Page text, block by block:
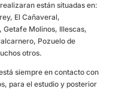
están situadas en:
El Cañaveral,
Getafe Molinos, Illescas,
Pozuelo de
otros.
siempre en contacto con
para el estudio y posterior